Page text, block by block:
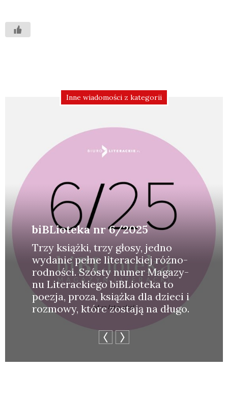
Inne wiadomości z kategorii
biBLioteka nr 6/2025
Trzy książ­ki, trzy gło­sy, jed­no
wyda­nie peł­ne lite­rac­kiej róż­no­
rod­no­ści. Szó­sty numer Maga­zy­
nu Lite­rac­kie­go biBLio­te­ka to
poezja, pro­za, książ­ka dla dzie­ci i
roz­mo­wy, któ­re zosta­ją na dłu­go.